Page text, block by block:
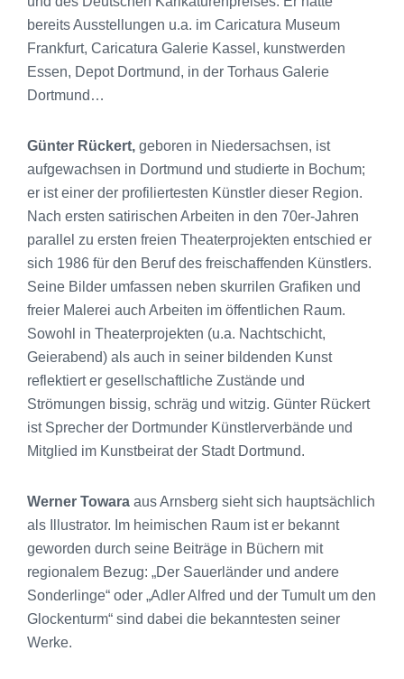
bereits Ausstellungen u.a. im Caricatura Museum
Frankfurt, Caricatura Galerie Kassel, kunstwerden
Essen, Depot Dortmund, in der Torhaus Galerie
Dortmund…
Günter Rückert, geboren in Niedersachsen, ist
aufgewachsen in Dortmund und studierte in Bochum;
er ist einer der profiliertesten Künstler dieser Region.
Nach ersten satirischen Arbeiten in den 70er-Jahren
parallel zu ersten freien Theaterprojekten entschied er
sich 1986 für den Beruf des freischaffenden Künstlers.
Seine Bilder umfassen neben skurrilen Grafiken und
freier Malerei auch Arbeiten im öffentlichen Raum.
Sowohl in Theaterprojekten (u.a. Nachtschicht,
Geierabend) als auch in seiner bildenden Kunst
reflektiert er gesellschaftliche Zustände und
Strömungen bissig, schräg und witzig. Günter Rückert
ist Sprecher der Dortmunder Künstlerverbände und
Mitglied im Kunstbeirat der Stadt Dortmund.
Werner Towara aus Arnsberg sieht sich hauptsächlich
als Illustrator. Im heimischen Raum ist er bekannt
geworden durch seine Beiträge in Büchern mit
regionalem Bezug: „Der Sauerländer und andere
Sonderlinge“ oder „Adler Alfred und der Tumult um den
Glockenturm“ sind dabei die bekanntesten seiner
Werke.